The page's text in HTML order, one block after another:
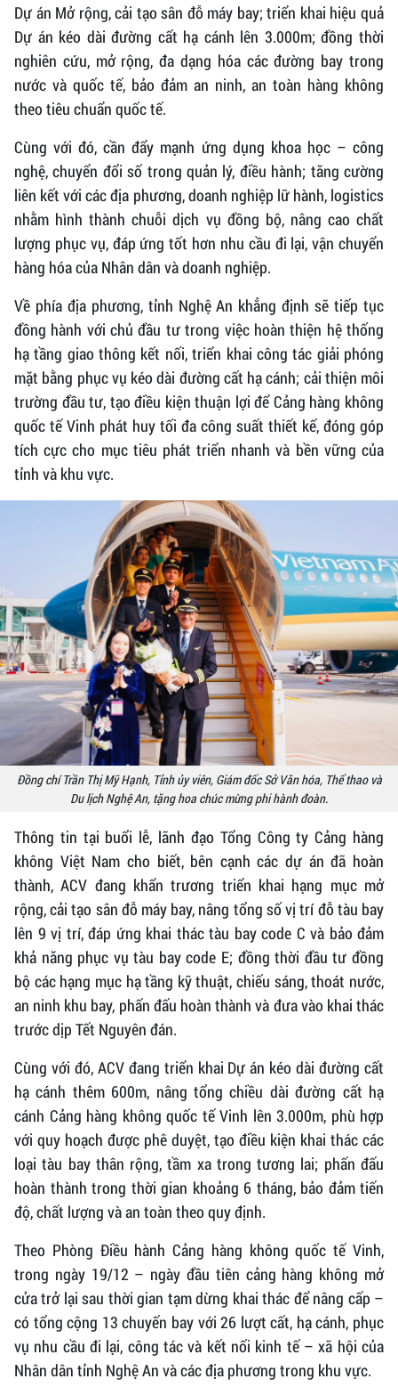
Dự án Mở rộng, cải tạo sân đỗ máy bay; triển khai hiệu quả
Dự án kéo dài đường cất hạ cánh lên 3.000m; đồng thời
nghiên cứu, mở rộng, đa dạng hóa các đường bay trong
nước và quốc tế, bảo đảm an ninh, an toàn hàng không
theo tiêu chuẩn quốc tế.
Cùng với đó, cần đẩy mạnh ứng dụng khoa học – công
nghệ, chuyển đổi số trong quản lý, điều hành; tăng cường
liên kết với các địa phương, doanh nghiệp lữ hành, logistics
nhằm hình thành chuỗi dịch vụ đồng bộ, nâng cao chất
lượng phục vụ, đáp ứng tốt hơn nhu cầu đi lại, vận chuyển
hàng hóa của Nhân dân và doanh nghiệp.
Về phía địa phương, tỉnh Nghệ An khẳng định sẽ tiếp tục
đồng hành với chủ đầu tư trong việc hoàn thiện hệ thống
hạ tầng giao thông kết nối, triển khai công tác giải phóng
mặt bằng phục vụ kéo dài đường cất hạ cánh; cải thiện môi
trường đầu tư, tạo điều kiện thuận lợi để Cảng hàng không
quốc tế Vinh phát huy tối đa công suất thiết kế, đóng góp
tích cực cho mục tiêu phát triển nhanh và bền vững của
tỉnh và khu vực.
Đồng chí Trần Thị Mỹ Hạnh, Tỉnh ủy viên, Giám đốc Sở Văn hóa, Thể thao và
Du lịch Nghệ An, tặng hoa chúc mừng phi hành đoàn.
Thông tin tại buổi lễ, lãnh đạo Tổng Công ty Cảng hàng
không Việt Nam cho biết, bên cạnh các dự án đã hoàn
thành, ACV đang khẩn trương triển khai hạng mục mở
rộng, cải tạo sân đỗ máy bay, nâng tổng số vị trí đỗ tàu bay
lên 9 vị trí, đáp ứng khai thác tàu bay code C và bảo đảm
khả năng phục vụ tàu bay code E; đồng thời đầu tư đồng
bộ các hạng mục hạ tầng kỹ thuật, chiếu sáng, thoát nước,
an ninh khu bay, phấn đấu hoàn thành và đưa vào khai thác
trước dịp Tết Nguyên đán.
Cùng với đó, ACV đang triển khai Dự án kéo dài đường cất
hạ cánh thêm 600m, nâng tổng chiều dài đường cất hạ
cánh Cảng hàng không quốc tế Vinh lên 3.000m, phù hợp
với quy hoạch được phê duyệt, tạo điều kiện khai thác các
loại tàu bay thân rộng, tầm xa trong tương lai; phấn đấu
hoàn thành trong thời gian khoảng 6 tháng, bảo đảm tiến
độ, chất lượng và an toàn theo quy định.
Theo Phòng Điều hành Cảng hàng không quốc tế Vinh,
trong ngày 19/12 – ngày đầu tiên cảng hàng không mở
cửa trở lại sau thời gian tạm dừng khai thác để nâng cấp –
có tổng cộng 13 chuyến bay với 26 lượt cất, hạ cánh, phục
vụ nhu cầu đi lại, công tác và kết nối kinh tế – xã hội của
Nhân dân tỉnh Nghệ An và các địa phương trong khu vực.